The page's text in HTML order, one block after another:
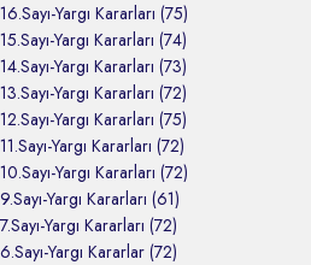
16.Sayı-Yargı Kararları (75)
15.Sayı-Yargı Kararları (74)
14.Sayı-Yargı Kararları (73)
13.Sayı-Yargı Kararları (72)
12.Sayı-Yargı Kararları (75)
11.Sayı-Yargı Kararları (72)
10.Sayı-Yargı Kararları (72)
9.Sayı-Yargı Kararları (61)
7.Sayı-Yargı Kararları (72)
6.Sayı-Yargı Kararlar (72)